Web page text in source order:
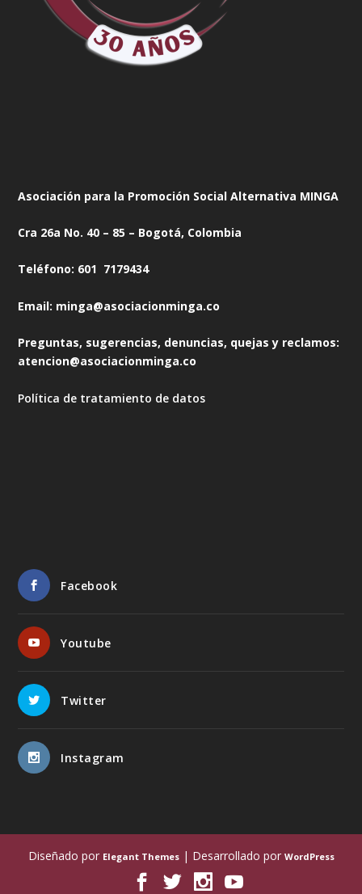
Asociación para la Promoción Social Alternativa MINGA
Cra 26a No. 40 – 85 – Bogotá, Colombia
Teléfono: 601 7179434
Email: minga@asociacionminga.co
Preguntas, sugerencias, denuncias, quejas y reclamos:
atencion@asociacionminga.co
Política de tratamiento de datos
Facebook
Youtube
Twitter
Instagram
Diseñado por Elegant Themes| Desarrollado por WordPress